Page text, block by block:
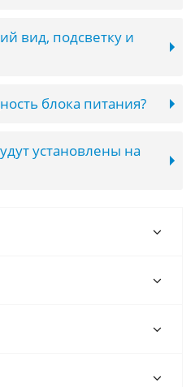
вид, подсветку и
блока питания?
установлены на